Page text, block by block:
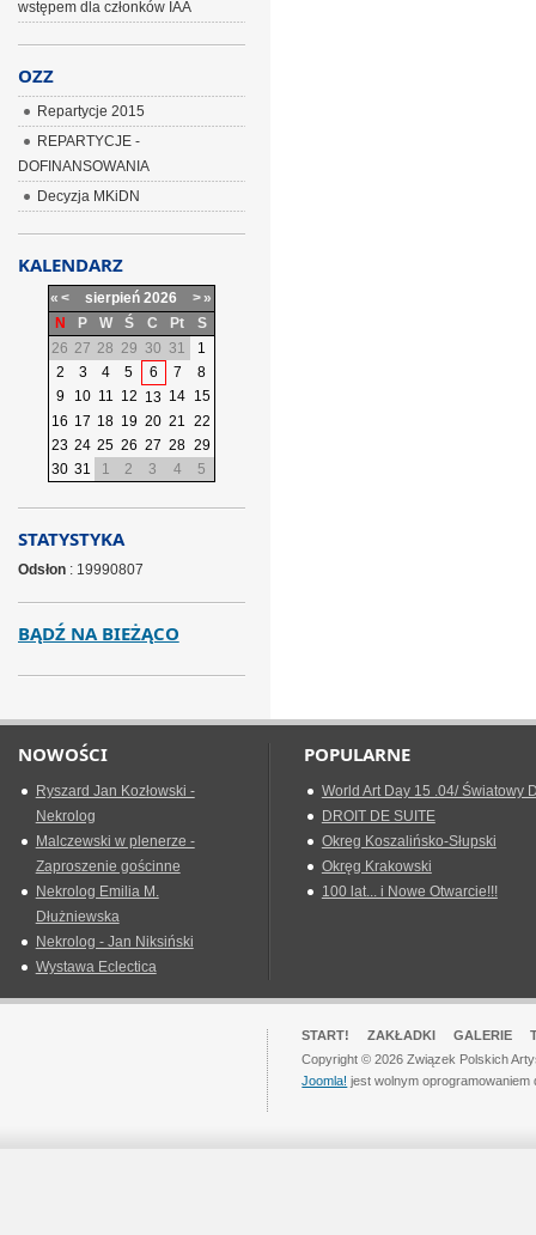
wstępem dla członków IAA
OZZ
Repartycje 2015
REPARTYCJE -
DOFINANSOWANIA
Decyzja MKiDN
KALENDARZ
« < sierpień 2026 >»
N
P W Ś C Pt
S
26 27 28 29 30 31
1
2
3 4 5 6 7
8
9
10 11 12 13 14 15
16 17 18 19 20 21 22
23 24 25 26 27 28 29
30 31 1 2 3 4 5
STATYSTYKA
Odsłon: 19990807
BĄDŹ NA BIEŻĄCO
NOWOŚCI
Ryszard Jan Kozłowski -
Nekrolog
Malczewski w plenerze -
Zaproszenie gościnne
Nekrolog Emilia M.
Dłużniewska
Nekrolog - Jan Niksiński
Wystawa Eclectica
POPULARNE
World Art Day 15 .04/ Światowy
DROIT DE SUITE
Okreg Koszalińsko-Słupski
Okręg Krakowski
100 lat... i Nowe Otwarcie!!!
START! ZAKŁADKI GALERIE
Copyright © 2026 Związek Polskich
Joomla! jest wolnym